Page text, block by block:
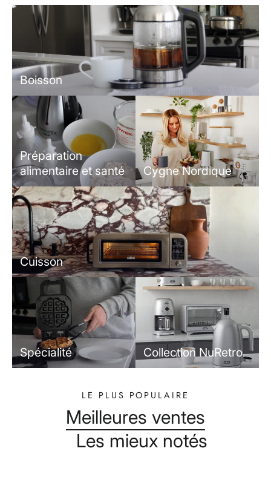
Boisson
Préparation
alimentaire et santé
Cygne Nordique
Cuisson
Spécialité Collection NuRetro
LE PLUS POPULAIRE
Meilleures ventes
Les mieux notés